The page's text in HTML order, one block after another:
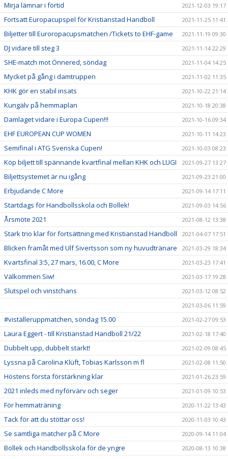
Mirja lämnar i förtid 2021-12-03 19:17
Fortsatt Europacupspel för Kristianstad Handboll 2021-11-25 11:41
Biljetter till Euroropacupsmatchen /Tickets to EHF-game 2021-11-19 09:30
DJ vidare till steg 3 2021-11-14 22:29
SHE-match mot Önnered, söndag 2021-11-04 14:25
Mycket på gång i damtruppen 2021-11-02 11:35
KHK gör en stabil insats 2021-10-22 21:14
Kungälv på hemmaplan 2021-10-18 20:38
Damlaget vidare i Europa Cupen!!! 2021-10-16 09:34
EHF EUROPEAN CUP WOMEN 2021-10-11 14:23
Semifinal i ATG Svenska Cupen! 2021-10-03 08:23
Köp biljett till spännande kvartfinal mellan KHK och LUGI 2021-09-27 13:27
Biljettsystemet är nu igång 2021-09-23 21:00
Erbjudande C More 2021-09-14 17:11
Startdags för Handbollsskola och Bollek! 2021-09-03 14:56
Årsmöte 2021 2021-08-12 13:38
Stark trio klar för fortsättning med Kristianstad Handboll 2021-04-07 17:51
Blicken framåt med Ulf Sivertsson som ny huvudtränare 2021-03-29 18:34
Kvartsfinal 3:5, 27 mars, 16.00, C More 2021-03-23 17:41
Välkommen Siw! 2021-03-17 19:28
Slutspel och vinstchans
2021-03-12 08:52
2021-03-06 11:59
#viställeruppmatchen, söndag 15.00 2021-02-27 09:53
Laura Eggert - till Kristianstad Handboll 21/22 2021-02-18 17:40
Dubbelt upp, dubbelt starkt! 2021-02-09 08:45
Lyssna på Carolina Klüft, Tobias Karlsson m fl 2021-02-08 11:50
Höstens första förstärkning klar 2021-01-26 23:59
2021 inleds med nyförvärv och seger 2021-01-09 10:53
För hemmaträning 2020-11-22 13:43
Tack för att du stöttar oss! 2020-11-03 10:43
Se samtliga matcher på C More 2020-09-14 11:04
Bollek och Handbollsskola för de yngre 2020-08-13 10:38